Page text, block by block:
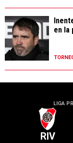
en la
LIGA
RIV